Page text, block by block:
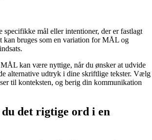
specifikke mål eller intentioner, der er fastlagt
kan bruges som en variation for MÅL og
kan være nyttige, når du ønsker at udvide
alternative udtryk i dine skriftlige tekster. Vælg
til konteksten, og berig din kommunikation
det rigtige ord i en